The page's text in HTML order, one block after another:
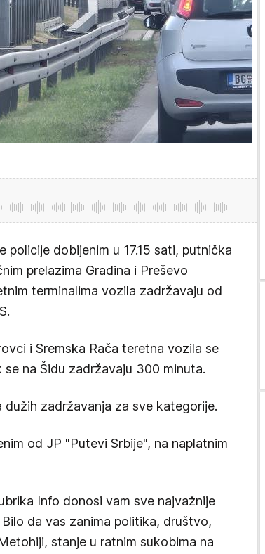
policije dobijenim u 17.15 sati, putnička
prelazima Gradina i Preševo
terminalima vozila zadržavaju od
i Sremska Rača teretna vozila se
na Šidu zadržavaju 300 minuta.
dužih zadržavanja za sve kategorije.
od JP "Putevi Srbije", na naplatnim
Info donosi vam sve najvažnije
da vas zanima politika, društvo,
stanje u ratnim sukobima na